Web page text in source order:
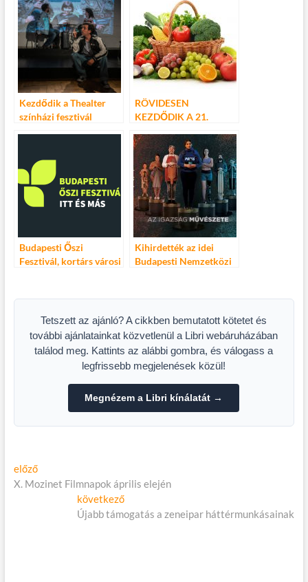
Kezdődik a Thealter
színházi fesztivál
RÖVIDESEN
KEZDŐDIK A 21.
FESZTIVÁL
Budapesti Őszi
Fesztivál, kortárs városi
Kihirdették az idei
Budapesti Nemzetközi
közönségdíjait
Tetszett az ajánló? A cikkben bemutatott kötetet és
további ajánlatainkat közvetlenül a Libri webáruházában
találod meg. Kattints az alábbi gombra, és válogass a
legfrissebb megjelenések közül!
Megnézem a Libri kínálatát →
Bejegyzés
navigáció
előzőElőző
cikk:
X. Mozinet Filmnapok április elején
következőKövetkező
cikk:
Újabb támogatás a zeneipar háttérmunkásainak